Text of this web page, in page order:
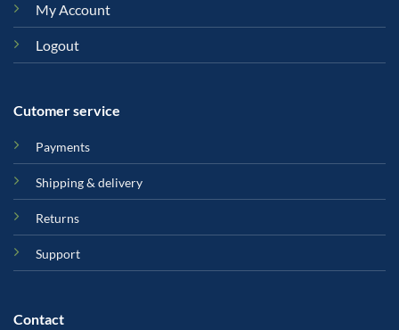
My Account
Logout
Cutomer service
Payments
Shipping & delivery
Returns
Support
Contact